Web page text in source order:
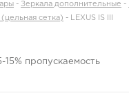
-Зеркала дополнительные -
сетка) - LEXUS IS lll
пропускаемость